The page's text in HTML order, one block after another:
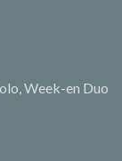
,Week-en Duo